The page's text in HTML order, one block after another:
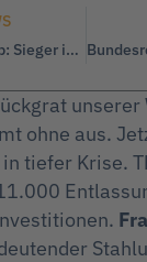
Donald Trump: Sieger im Zoll-Streit und scharfe Kritik an EU-Politik
ohne aus.
tiefer Krise.